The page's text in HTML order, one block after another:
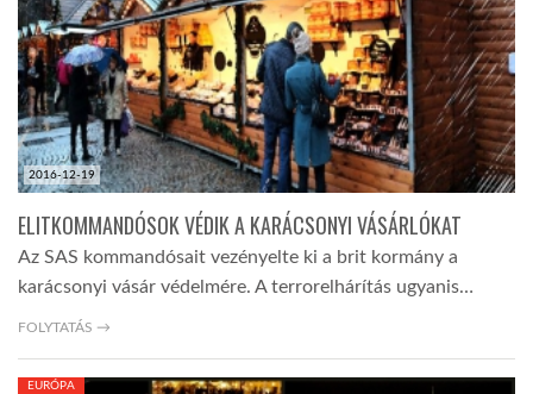
2016-12-19
ELITKOMMANDÓSOK VÉDIK A KARÁCSONYI VÁSÁRLÓKAT
Az SAS kommandósait vezényelte ki a brit kormány a
karácsonyi vásár védelmére. A terrorelhárítás ugyanis…
FOLYTATÁS →
EURÓPA